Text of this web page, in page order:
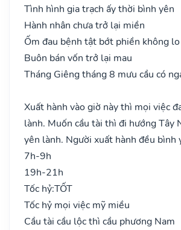
Tình hình gia trạch ấy thời bình yên
Hành nhân chưa trở lại miền
Ốm đau bệnh tật bớt phiền không lo
Buôn bán vốn trở lại mau
Tháng Giêng tháng 8 mưu cầu có
Xuất hành vào giờ này thì mọi việc
lành. Muốn cầu tài thì đi hướng Tây
yên lành. Người xuất hành đều bình
7h-9h
19h-21h
Tốc hỷ:TỐT
Tốc hỷ mọi việc mỹ miều
Cầu tài cầu lộc thì cầu phương Nam